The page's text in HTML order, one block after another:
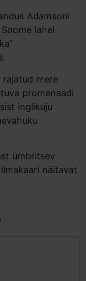
Adamsoni
lahel
mere
promenaadi
inglikuju
ümbritsev
näitavat